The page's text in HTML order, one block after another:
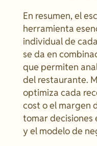
En resumen, el
herramienta
individual de
se da en
que permiten
del restaurante.
optimiza cada
cost o el margen
tomar decisiones
y el modelo de